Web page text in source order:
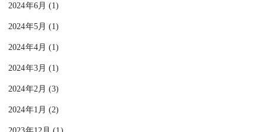
2024年6月 (1)
2024年5月 (1)
2024年4月 (1)
2024年3月 (1)
2024年2月 (3)
2024年1月 (2)